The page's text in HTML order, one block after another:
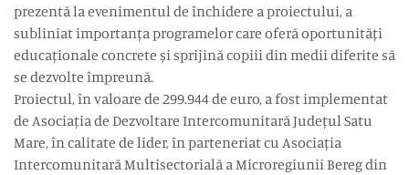
prezentă la evenimentul de închidere a proiectului, a
subliniat importanța programelor care oferă oportunități
educaționale concrete și sprijină copiii din medii diferite să
se dezvolte împreună.
Proiectul, în valoare de 299.944 de euro, a fost implementat
de Asociația de Dezvoltare Intercomunitară Județul Satu
Mare, în calitate de lider, în parteneriat cu Asociația
Intercomunitară Multisectorială a Microregiunii Bereg din